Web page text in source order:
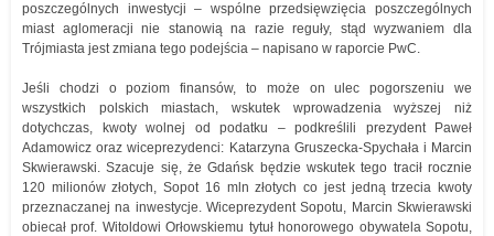
poszczególnych inwestycji – wspólne przedsięwzięcia poszczególnych
miast aglomeracji nie stanowią na razie reguły, stąd wyzwaniem dla
Trójmiasta jest zmiana tego podejścia – napisano w raporcie PwC.
Jeśli chodzi o poziom finansów, to może on ulec pogorszeniu we
wszystkich polskich miastach, wskutek wprowadzenia wyższej niż
dotychczas, kwoty wolnej od podatku – podkreślili prezydent Paweł
Adamowicz oraz wiceprezydenci: Katarzyna Gruszecka-Spychała i Marcin
Skwierawski. Szacuje się, że Gdańsk będzie wskutek tego tracił rocznie
120 milionów złotych, Sopot 16 mln złotych co jest jedną trzecia kwoty
przeznaczanej na inwestycje. Wiceprezydent Sopotu, Marcin Skwierawski
obiecał prof. Witoldowi Orłowskiemu tytuł honorowego obywatela Sopotu,